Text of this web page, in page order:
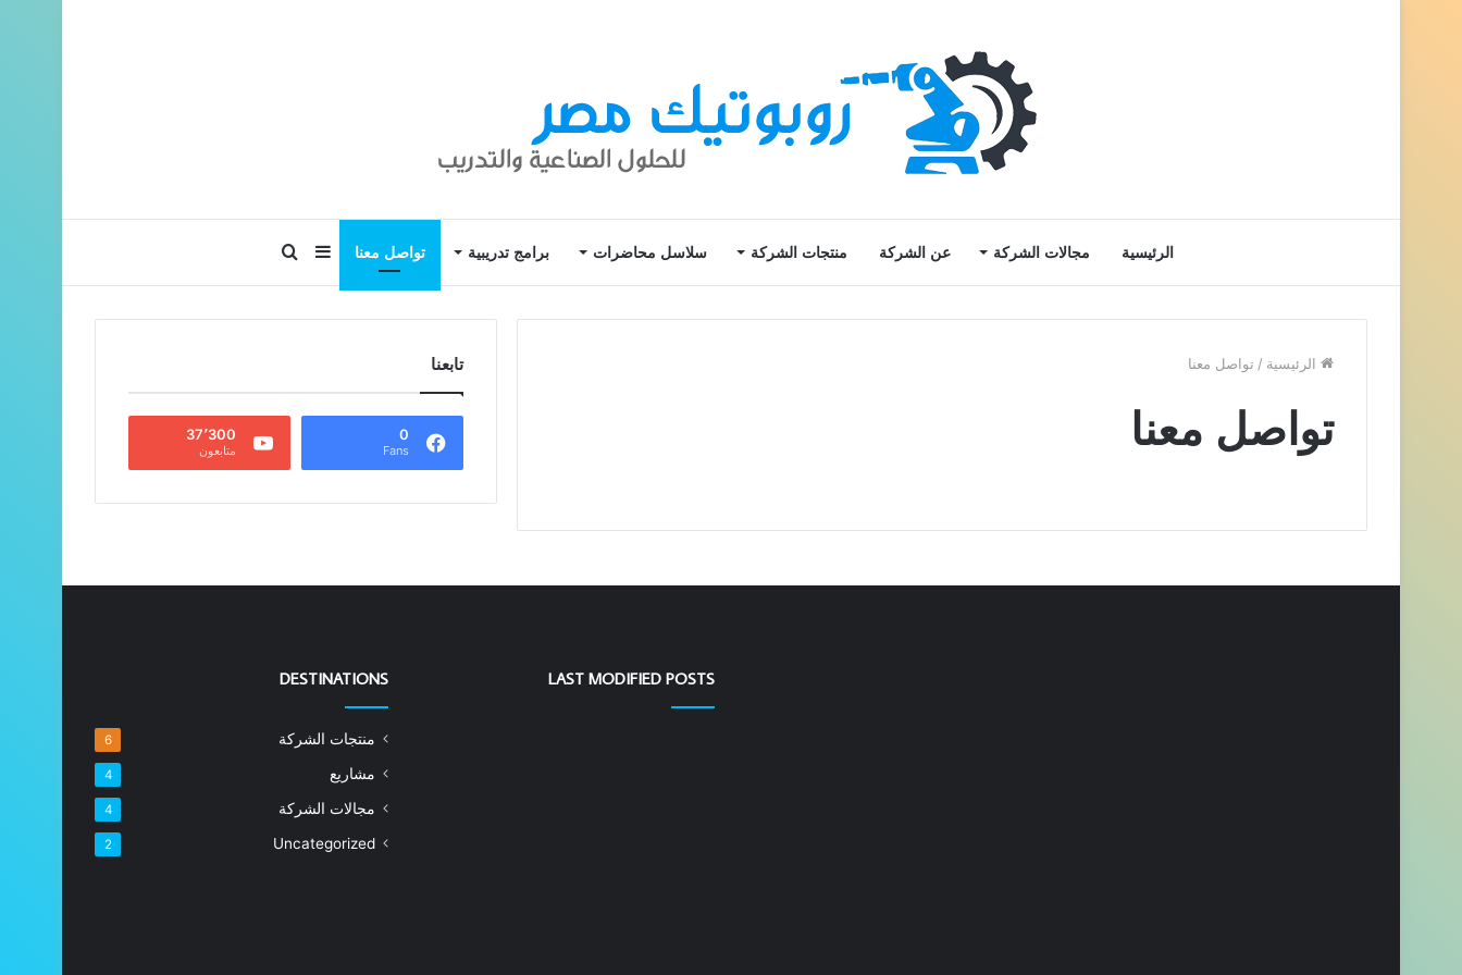
الرئيسية مجالات الشركة عن الشركة منتجات الشركة سلاسل محاضرات برامج تدريبية تواصل معنا بحث
عن
إضافة
عمود
الرئيسية / تواصل معنا
تواصل معنا
تابعنا
0
Fans
37٬300
متابعون
LAST MODIFIED POSTS
DESTINATIONS
منتجات الشركة 6
مشاريع 4
مجالات الشركة 4
Uncategorized
2